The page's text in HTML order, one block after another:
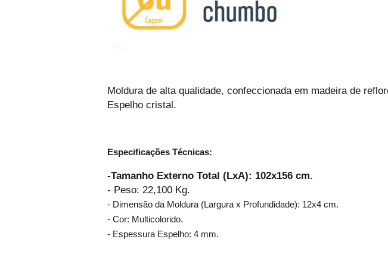
Moldura de alta qualidade, confeccionada em madeira de
Espelho cristal.
Especificações Técnicas:
-Tamanho Externo Total (LxA): 102x156 cm.
- Peso: 22,100 Kg.
- Dimensão da Moldura (Largura x Profundidade): 12x4 cm.
- Cor: Multicolorido.
- Espessura Espelho: 4 mm.